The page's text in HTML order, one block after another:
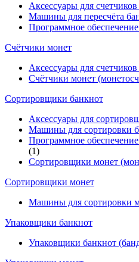
Аксессуары для
Машины для пересчёта
Программное
Счётчики монет
Аксессуары для
Счётчики монет
Cортировщики банкнот
Аксессуары для
Машины для сортировки
Программное
(1)
Сортировщики монет
Сортировщики монет
Машины для сортировки
Упаковщики банкнот
Упаковщики банкнот